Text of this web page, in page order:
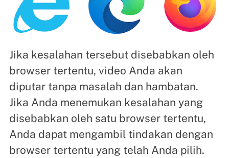
Jika kesalahan tersebut disebabkan oleh
browser tertentu, video Anda akan
diputar tanpa masalah dan hambatan.
Jika Anda menemukan kesalahan yang
disebabkan oleh satu browser tertentu,
Anda dapat mengambil tindakan dengan
browser tertentu yang telah Anda pilih.